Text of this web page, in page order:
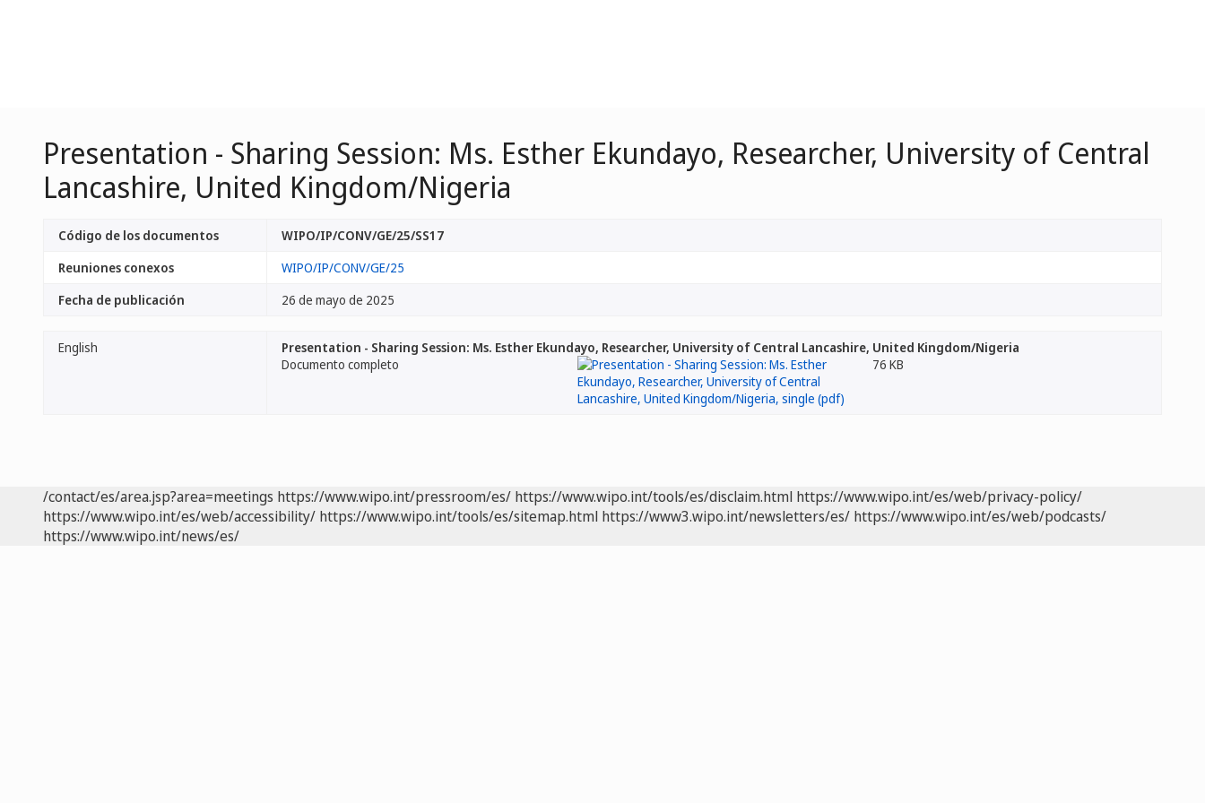
Presentation - Sharing Session: Ms. Esther Ekundayo, Researcher, University of Central
Lancashire, United Kingdom/Nigeria
Código de los documentos
WIPO/IP/CONV/GE/25/SS17
Reuniones conexos
WIPO/IP/CONV/GE/25
Fecha de publicación
26 de mayo de 2025
English
Presentation - Sharing Session: Ms. Esther Ekundayo, Researcher, University of Central Lancashire, United Kingdom/Nigeria
Documento completo
76 KB
/contact/es/area.jsp?area=meetings https://www.wipo.int/pressroom/es/ https://www.wipo.int/tools/es/disclaim.html https://www.wipo.int/es/web/privacy-policy/
https://www.wipo.int/es/web/accessibility/ https://www.wipo.int/tools/es/sitemap.html https://www3.wipo.int/newsletters/es/ https://www.wipo.int/es/web/podcasts/
https://www.wipo.int/news/es/